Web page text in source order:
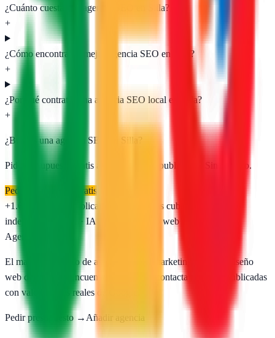
¿Cuánto cuesta una agencia SEO en Silla?
+
¿Cómo encontrar la mejor agencia SEO en Silla?
+
¿Por qué contratar una agencia SEO local en Silla?
+
¿Buscas una agencia SEO en ?
Pide presupuesto gratis a las agencias publicadas. Sin registro.
Pedir presupuesto gratis
+1.650
agencias publicadas provincias cubiertas
independiente
SEO · IA · GEO · Diseño web
AgenciasSEO
El mayor directorio de agencias SEO, marketing digital y diseño
web de España. Encuentra, compara y contacta agencias publicadas
con valoraciones reales de Google.
Pedir presupuesto → Añadir agencia